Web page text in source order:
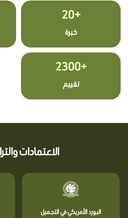
+20
خبرة
+2300
تقييم
الاعتمادات
البورد الأمريكي في التجميل